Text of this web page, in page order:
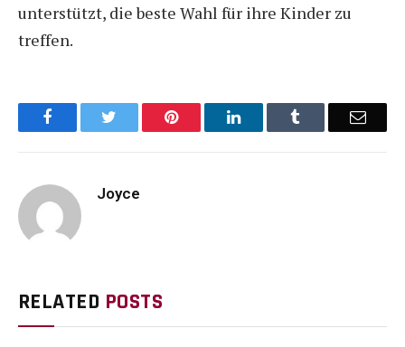
unterstützt, die beste Wahl für ihre Kinder zu
treffen.
Facebook Pinterest LinkedIn Email
Joyce
RELATED POSTS